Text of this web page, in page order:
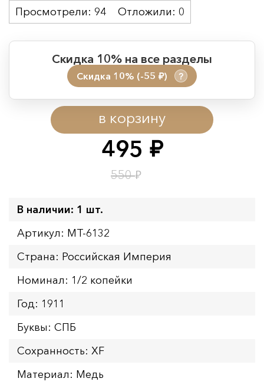
495 руб.
550₽
в корзину
Скидка 10% на все разделы
Скидка 10% (-55 руб.) ?
Период действия акции:
Начало:
08.08.2026 00:01
Окончание:
09.08.2026 23:59
Время до окончания:
Просмотрели: 94 Отложили: 0
В наличии: 1 шт.
Артикул: MT-6132
Страна: Российская Империя
Номинал: 1/2 копейки
Год: 1911
Буквы: СПБ
Сохранность: XF
Материал: Медь